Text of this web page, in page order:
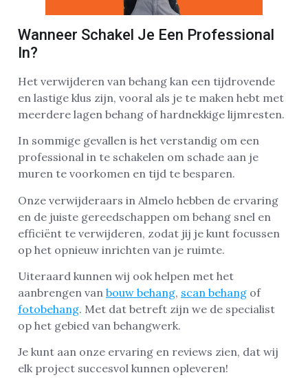
Wanneer Schakel Je Een Professional
In?
Het verwijderen van behang kan een tijdrovende
en lastige klus zijn, vooral als je te maken hebt met
meerdere lagen behang of hardnekkige lijmresten.
In sommige gevallen is het verstandig om een
professional in te schakelen om schade aan je
muren te voorkomen en tijd te besparen.
Onze verwijderaars in Almelo hebben de ervaring
en de juiste gereedschappen om behang snel en
efficiënt te verwijderen, zodat jij je kunt focussen
op het opnieuw inrichten van je ruimte.
Uiteraard kunnen wij ook helpen met het
aanbrengen van bouw behang, scan behang of
fotobehang. Met dat betreft zijn we de specialist
op het gebied van behangwerk.
Je kunt aan onze ervaring en reviews zien, dat wij
elk project succesvol kunnen opleveren!